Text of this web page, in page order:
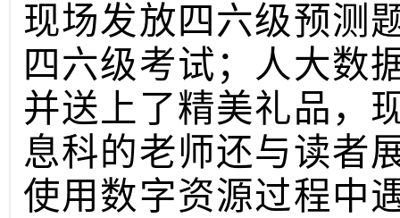
现场发放四六级预测
四六级考试；人大数
并送上了精美礼品，
息科的老师还与读者
使用数字资源过程中